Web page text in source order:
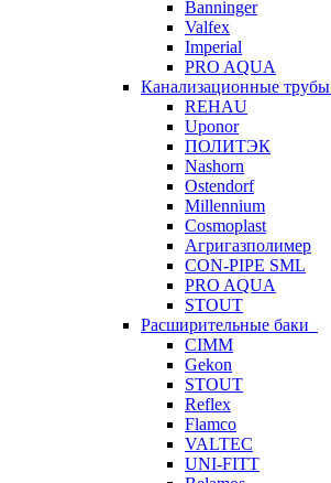
Banninger
Valfex
Imperial
PRO AQUA
Канализационные трубы
REHAU
Uponor
ПОЛИТЭК
Nashorn
Ostendorf
Millennium
Cosmoplast
Агригазполимер
CON-PIPE SML
PRO AQUA
STOUT
Расширительные баки
CIMM
Gekon
STOUT
Reflex
Flamco
VALTEC
UNI-FITT